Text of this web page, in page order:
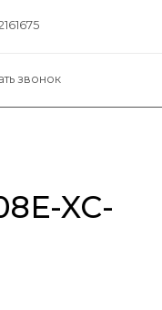
звонок
XC-